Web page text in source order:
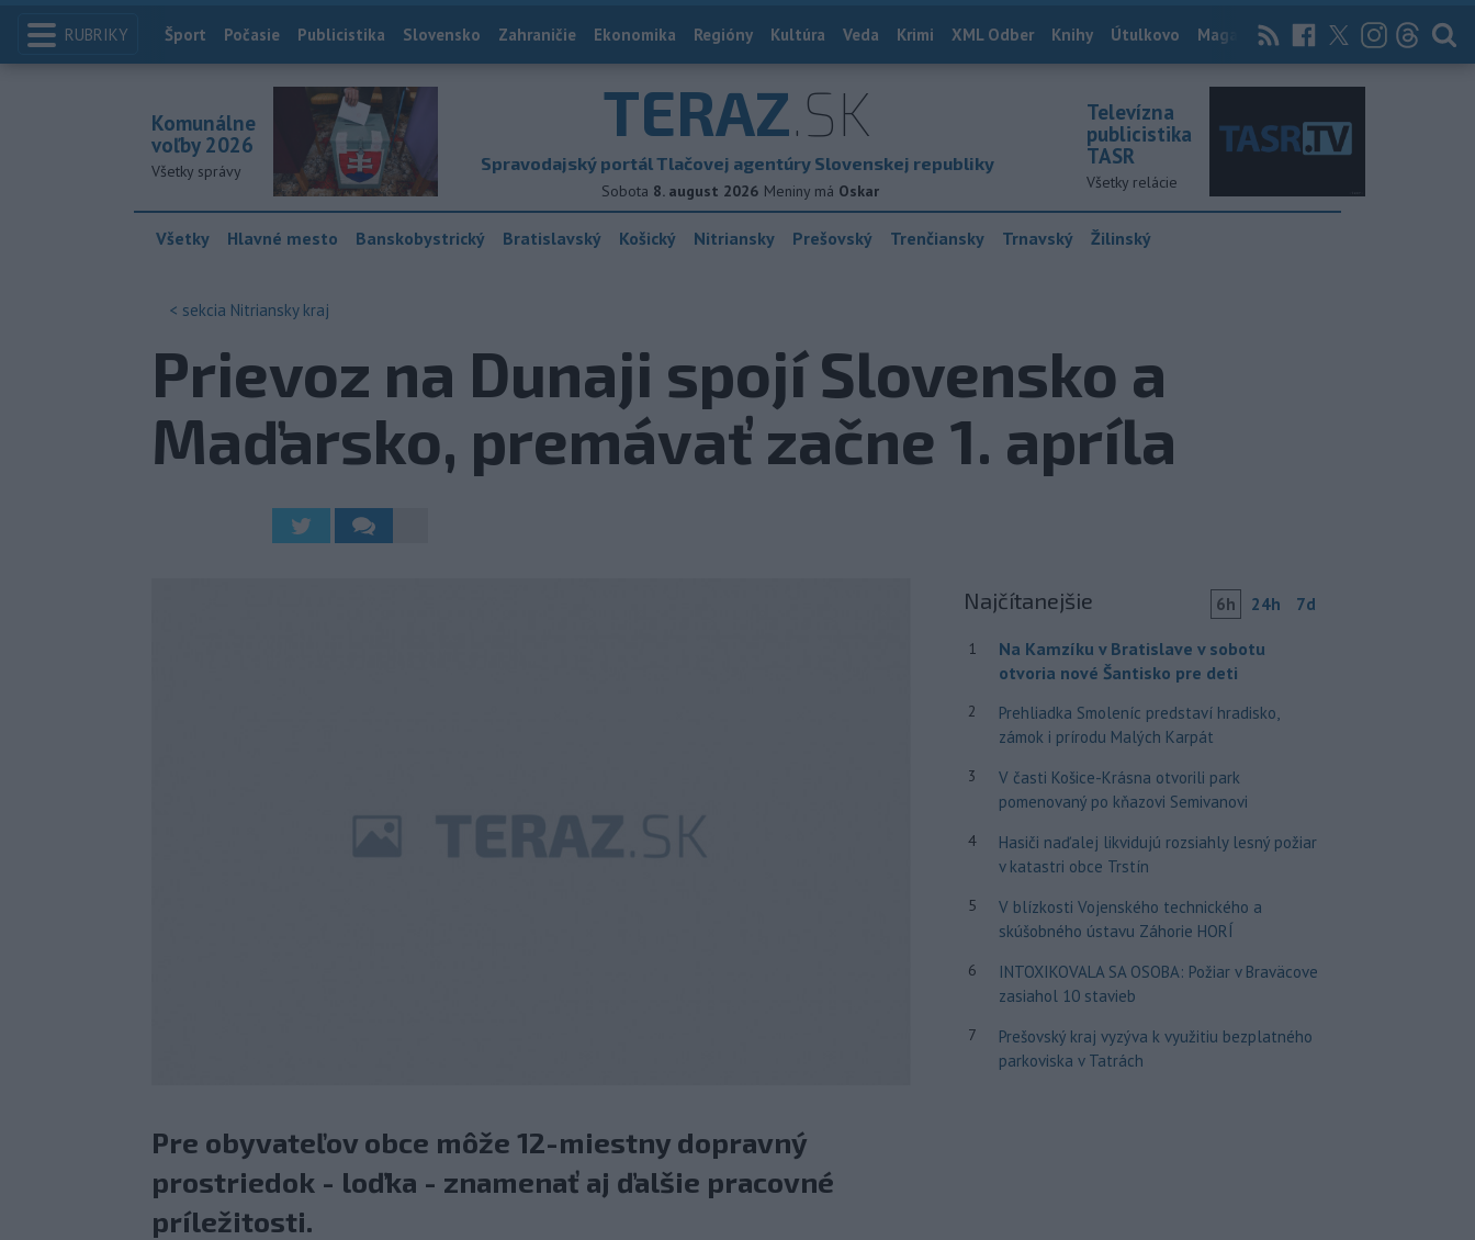
RUBRIKY Index
Šport Počasie Publicistika Slovensko Zahraničie Ekonomika Regióny Kultúra Veda Krimi XML Odber Knihy Útulkovo Magazín News Now Archív
TERAZ.SK
Spravodajský portál Tlačovej agentúry Slovenskej republiky
Sobota 8. august 2026 Meniny má Oskar
Komunálne
voľby 2026
Všetky správy
Televízna
publicistika
TASR
Všetky relácie
Všetky Hlavné mesto Banskobystrický Bratislavský Košický Nitriansky Prešovský Trenčiansky Trnavský Žilinský
< sekcia Nitriansky kraj
Prievoz na Dunaji spojí Slovensko a
Maďarsko, premávať začne 1. apríla
Pre obyvateľov obce môže 12-miestny dopravný
prostriedok - loďka - znamenať aj ďalšie pracovné
príležitosti.
Najčítanejšie 6h 24h 7d
1
Na Kamzíku v Bratislave v sobotu
otvoria nové Šantisko pre deti
2
Prehliadka Smoleníc predstaví hradisko,
zámok i prírodu Malých Karpát
3
V časti Košice-Krásna otvorili park
pomenovaný po kňazovi Semivanovi
4
Hasiči naďalej likvidujú rozsiahly lesný požiar
v katastri obce Trstín
5
V blízkosti Vojenského technického a
skúšobného ústavu Záhorie HORÍ
6
INTOXIKOVALA SA OSOBA: Požiar v Braväcove
zasiahol 10 stavieb
7
Prešovský kraj vyzýva k využitiu bezplatného
parkoviska v Tatrách